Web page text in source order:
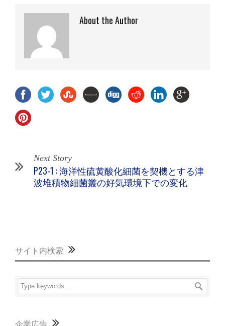
About the Author
Next Story
P23-1 : 海洋性硫黄酸化細菌を契機とする津
波堆積物細菌叢の好気環境下での変化
サイト内検索
企業広告